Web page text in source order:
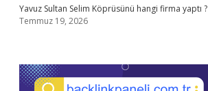
Yavuz Sultan Selim Köprüsünü hangi firma yaptı ?
Temmuz 19, 2026